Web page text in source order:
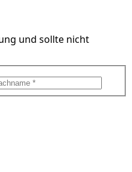
und sollte nicht